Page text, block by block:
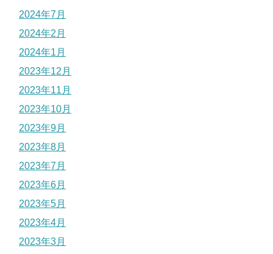
2024年7月
2024年2月
2024年1月
2023年12月
2023年11月
2023年10月
2023年9月
2023年8月
2023年7月
2023年6月
2023年5月
2023年4月
2023年3月